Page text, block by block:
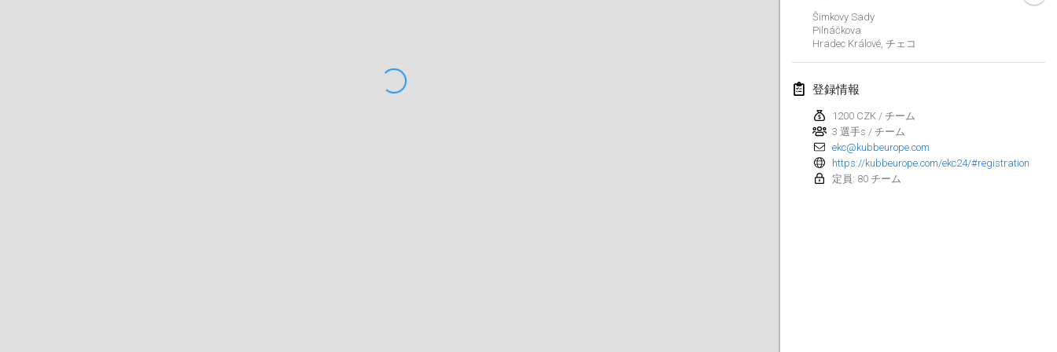
Šimkovy Sady
Pilnáčkova
Hradec Králové, チェコ
登録情報
1200 CZK / チーム
3 選手s / チーム
ekc@kubbeurope.com
https://kubbeurope.com/ekc24/#registration
定員: 80 チーム
Kubbtornooi De Rode Lantaarn
2024年3月30日 |ベルギー
2024年3月30日
2024年4月
Café Den Hoek Kubb Tornooi